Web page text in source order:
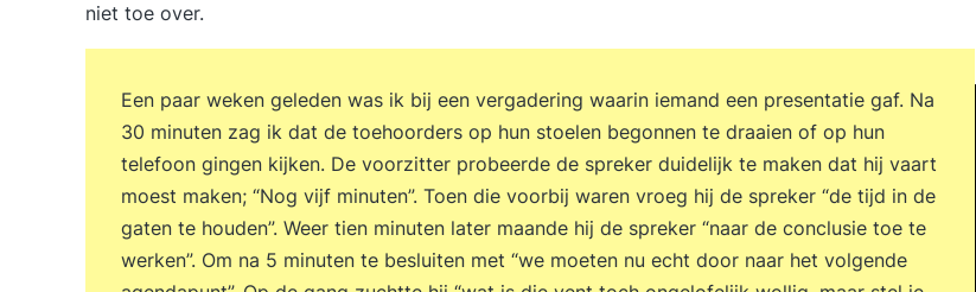
niet toe over.
Een paar weken geleden was ik bij een vergadering waarin iemand een presentatie gaf. Na
30 minuten zag ik dat de toehoorders op hun stoelen begonnen te draaien of op hun
telefoon gingen kijken. De voorzitter probeerde de spreker duidelijk te maken dat hij vaart
moest maken; “Nog vijf minuten”. Toen die voorbij waren vroeg hij de spreker “de tijd in de
gaten te houden”. Weer tien minuten later maande hij de spreker “naar de conclusie toe te
werken”. Om na 5 minuten te besluiten met “we moeten nu echt door naar het volgende